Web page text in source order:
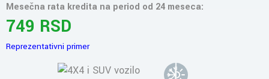
Mesečna rata kredita na period od 24 meseca:
749 RSD
Reprezentativni primer